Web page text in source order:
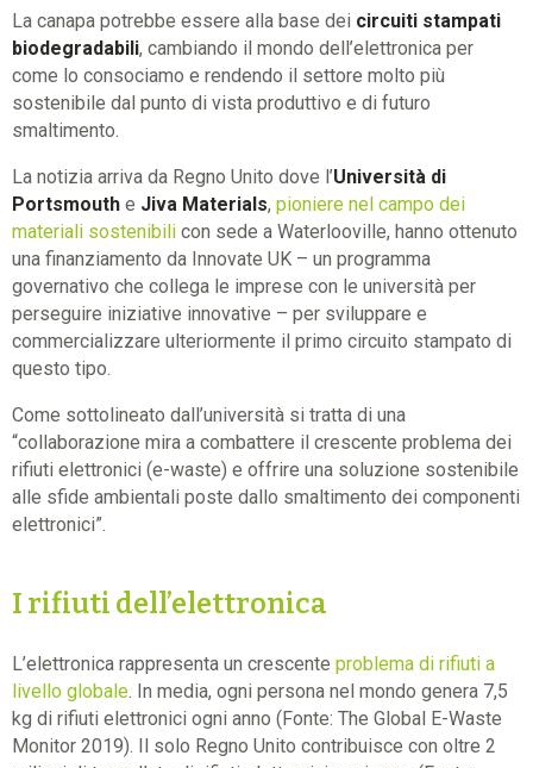
La canapa potrebbe essere alla base dei circuiti stampati
biodegradabili, cambiando il mondo dell’elettronica per
come lo consociamo e rendendo il settore molto più
sostenibile dal punto di vista produttivo e di futuro
smaltimento.
La notizia arriva da Regno Unito dove l’Università di
Portsmouth e Jiva Materials, pioniere nel campo dei
materiali sostenibili con sede a Waterlooville, hanno ottenuto
una finanziamento da Innovate UK – un programma
governativo che collega le imprese con le università per
perseguire iniziative innovative – per sviluppare e
commercializzare ulteriormente il primo circuito stampato di
questo tipo.
Come sottolineato dall’università si tratta di una
“collaborazione mira a combattere il crescente problema dei
rifiuti elettronici (e-waste) e offrire una soluzione sostenibile
alle sfide ambientali poste dallo smaltimento dei componenti
elettronici”.
I rifiuti dell’elettronica
L’elettronica rappresenta un crescente problema di rifiuti a
livello globale. In media, ogni persona nel mondo genera 7,5
kg di rifiuti elettronici ogni anno (Fonte: The Global E-Waste
Monitor 2019). Il solo Regno Unito contribuisce con oltre 2